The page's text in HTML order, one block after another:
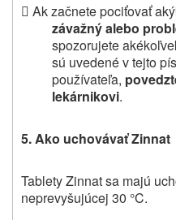
 Ak začnete pociťovať
závažný alebo
spozorujete
sú uvedené v tejto
používateľa,
lekárnikovi.
5. Ako uchovávať Zinnat
Tablety Zinnat sa majú
neprevyšujúcej 30 °C.